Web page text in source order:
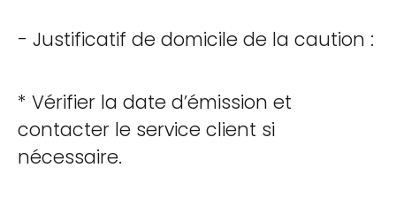
- Justificatif de domicile de la caution :
* Vérifier la date d’émission et
contacter le service client si
nécessaire.